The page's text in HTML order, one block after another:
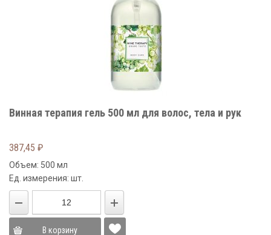
Винная терапия гель 500 мл для волос, тела и рук
387,45 ₽
Объем: 500 мл
Ед. измерения: шт.
В корзину